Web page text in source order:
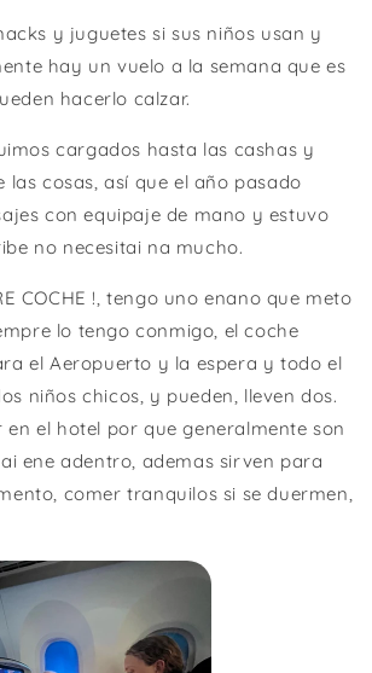
y juguetes si sus niños usan y
hay un vuelo a la semana que es
hacerlo calzar.
cargados hasta las cashas y
las cosas, así que el año pasado
con equipaje de mano y estuvo
no necesitai na mucho.
COCHE !, tengo uno enano que meto
lo tengo conmigo, el coche
el Aeropuerto y la espera y todo el
niños chicos, y pueden, lleven dos.
en el hotel por que generalmente son
ene adentro, ademas sirven para
comer tranquilos si se duermen,